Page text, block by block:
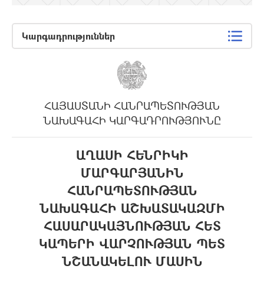
Կարգադրություններ
ՀԱՅԱՍՏԱՆԻ ՀԱՆՐԱՊԵՏՈՒԹՅԱՆ
ՆԱԽԱԳԱՀԻ ԿԱՐԳԱԴՐՈՒԹՅՈՒՆԸ
ԱՂԱՍԻ ՀԵՆՐԻԿԻ
ՄԱՐԳԱՐՅԱՆԻՆ
ՀԱՆՐԱՊԵՏՈՒԹՅԱՆ
ՆԱԽԱԳԱՀԻ ԱՇԽԱՏԱԿԱԶՄԻ
ՀԱՍԱՐԱԿԱՅՆՈՒԹՅԱՆ ՀԵՏ
ԿԱՊԵՐԻ ՎԱՐՉՈՒԹՅԱՆ ՊԵՏ
ՆՇԱՆԱԿԵԼՈՒ ՄԱՍԻՆ